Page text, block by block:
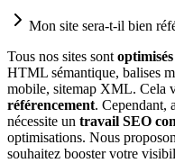
Mon site sera-t-il bien
Tous nos sites sont
HTML sémantique, balises
mobile, sitemap XML. Cela
référencement. Cependant,
nécessite un travail SEO
optimisations. Nous
souhaitez booster votre